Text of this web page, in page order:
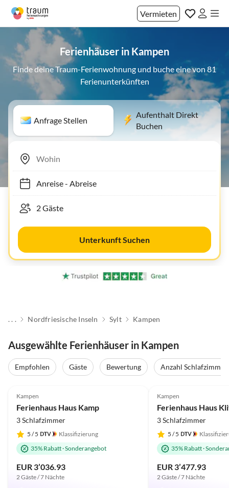
Vermieten
Ferienhäuser in Kampen
Finde deine Traum-Ferienwohnung und buche eine von 81
Ferienunterkünften
Anfrage Stellen
Aufenthalt Direkt
Buchen
Anreise- Abreise
Unterkunft Suchen
. . . Nordfriesische Inseln Sylt Kampen
Ausgewählte Ferienhäuser in Kampen
Empfohlen Gäste Bewertung Anzahl Schlafzimmer
Kampen
Ferienhaus Haus Kamp
3 Schlafzimmer
5 / 5
Klassifizierung
35% Rabatt·Sonderangebot
EUR 3’036.93
2 Gäste / 7 Nächte
Kampen
Ferienhaus Haus
3 Schlafzimmer
5 / 5
35% Rabatt·
EUR 3’477.93
2 Gäste / 7 Nächte